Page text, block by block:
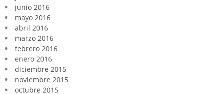
junio 2016
mayo 2016
abril 2016
marzo 2016
febrero 2016
enero 2016
diciembre 2015
noviembre 2015
octubre 2015